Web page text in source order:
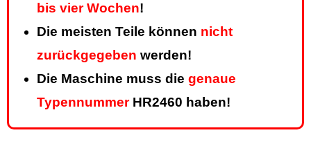
bis vier Wochen!
Die meisten Teile können nicht
zurückgegeben werden!
Die Maschine muss die genaue
TypennummerHR2460 haben!